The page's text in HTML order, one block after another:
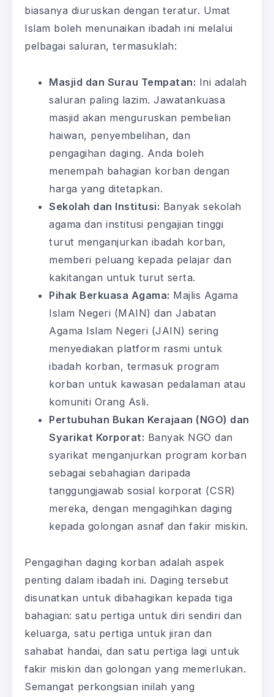
biasanya diuruskan dengan teratur. Umat
Islam boleh menunaikan ibadah ini melalui
pelbagai saluran, termasuklah:
Masjid dan Surau Tempatan: Ini adalah
saluran paling lazim. Jawatankuasa
masjid akan menguruskan pembelian
haiwan, penyembelihan, dan
pengagihan daging. Anda boleh
menempah bahagian korban dengan
harga yang ditetapkan.
Sekolah dan Institusi: Banyak sekolah
agama dan institusi pengajian tinggi
turut menganjurkan ibadah korban,
memberi peluang kepada pelajar dan
kakitangan untuk turut serta.
Pihak Berkuasa Agama: Majlis Agama
Islam Negeri (MAIN) dan Jabatan
Agama Islam Negeri (JAIN) sering
menyediakan platform rasmi untuk
ibadah korban, termasuk program
korban untuk kawasan pedalaman atau
komuniti Orang Asli.
Pertubuhan Bukan Kerajaan (NGO) dan
Syarikat Korporat: Banyak NGO dan
syarikat menganjurkan program korban
sebagai sebahagian daripada
tanggungjawab sosial korporat (CSR)
mereka, dengan mengagihkan daging
kepada golongan asnaf dan fakir miskin.
Pengagihan daging korban adalah aspek
penting dalam ibadah ini. Daging tersebut
disunatkan untuk dibahagikan kepada tiga
bahagian: satu pertiga untuk diri sendiri dan
keluarga, satu pertiga untuk jiran dan
sahabat handai, dan satu pertiga lagi untuk
fakir miskin dan golongan yang memerlukan.
Semangat perkongsian inilah yang